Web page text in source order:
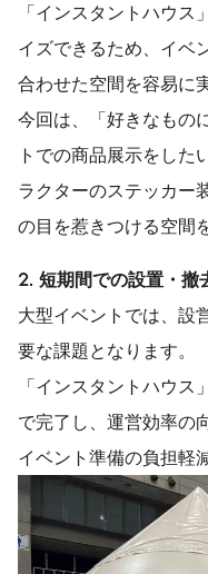
「インスタントハウ
イズできるため、イベ
合わせた空間を容易に
今回は、「好きなもの
トでの商品展示をした
ラクターのステッカー
の目を惹きつける空間
2. 短期間での設置・撤
大型イベントでは、設
要な課題となります。
「インスタントハウ
で完了し、運営効率の
イベント準備の負担軽